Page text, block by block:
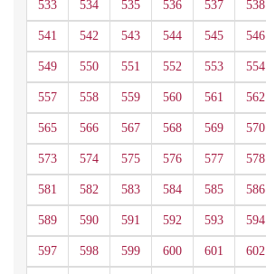
533 534 535 536 537 538
541 542 543 544 545 546
549 550 551 552 553 554
557 558 559 560 561 562
565 566 567 568 569 570
573 574 575 576 577 578
581 582 583 584 585 586
589 590 591 592 593 594
597 598 599 600 601 602